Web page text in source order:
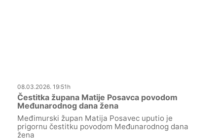
08.03.2026. 19:51h
Čestitka župana Matije Posavca povodom
Međunarodnog dana žena
Međimurski župan Matija Posavec uputio je
prigornu čestitku povodom Međunarodnog dana
žena